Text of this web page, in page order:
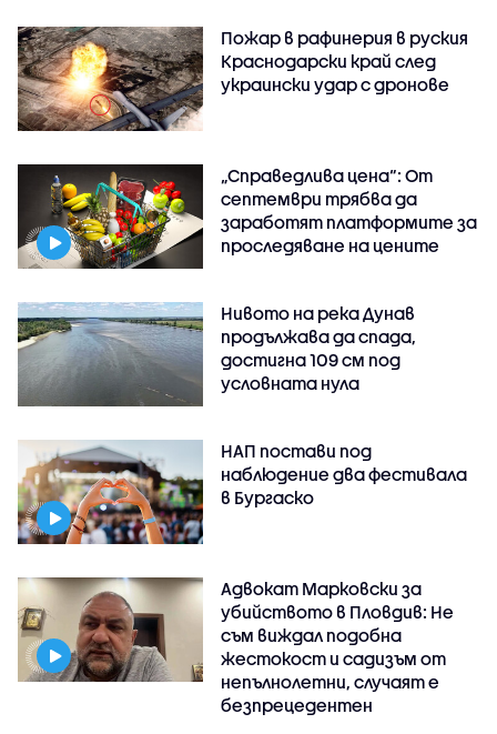
Пожар в рафинерия в руския
Краснодарски край след
украински удар с дронове
„Справедлива цена“: От
септември трябва да
заработят платформите за
проследяване на цените
Нивото на река Дунав
продължава да спада,
достигна 109 см под
условната нула
НАП постави под
наблюдение два фестивала
в Бургаско
Адвокат Марковски за
убийството в Пловдив: Не
съм виждал подобна
жестокост и садизъм от
непълнолетни, случаят е
безпрецедентен